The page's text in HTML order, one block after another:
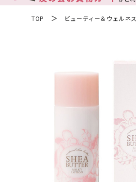
TOP ＞ ビューティー＆ウェルネス